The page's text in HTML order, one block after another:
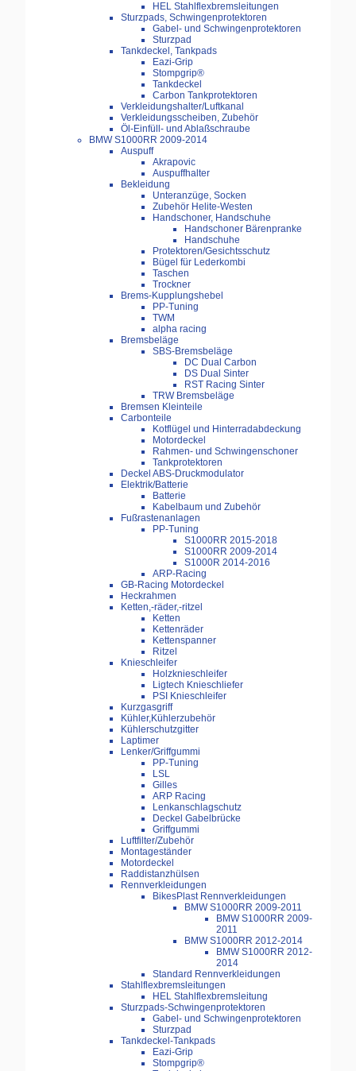
HEL Stahlflexbremsleitungen
Sturzpads, Schwingenprotektoren
Gabel- und Schwingenprotektoren
Sturzpad
Tankdeckel, Tankpads
Eazi-Grip
Stompgrip®
Tankdeckel
Carbon Tankprotektoren
Verkleidungshalter/Luftkanal
Verkleidungsscheiben, Zubehör
Öl-Einfüll- und Ablaßschraube
BMW S1000RR 2009-2014
Auspuff
Akrapovic
Auspuffhalter
Bekleidung
Unteranzüge, Socken
Zubehör Helite-Westen
Handschoner, Handschuhe
Handschoner Bärenpranke
Handschuhe
Protektoren/Gesichtsschutz
Bügel für Lederkombi
Taschen
Trockner
Brems-Kupplungshebel
PP-Tuning
TWM
alpha racing
Bremsbeläge
SBS-Bremsbeläge
DC Dual Carbon
DS Dual Sinter
RST Racing Sinter
TRW Bremsbeläge
Bremsen Kleinteile
Carbonteile
Kotflügel und Hinterradabdeckung
Motordeckel
Rahmen- und Schwingenschoner
Tankprotektoren
Deckel ABS-Druckmodulator
Elektrik/Batterie
Batterie
Kabelbaum und Zubehör
Fußrastenanlagen
PP-Tuning
S1000RR 2015-2018
S1000RR 2009-2014
S1000R 2014-2016
ARP-Racing
GB-Racing Motordeckel
Heckrahmen
Ketten,-räder,-ritzel
Ketten
Kettenräder
Kettenspanner
Ritzel
Knieschleifer
Holzknieschleifer
Ligtech Knieschliefer
PSI Knieschleifer
Kurzgasgriff
Kühler,Kühlerzubehör
Kühlerschutzgitter
Laptimer
Lenker/Griffgummi
PP-Tuning
LSL
Gilles
ARP Racing
Lenkanschlagschutz
Deckel Gabelbrücke
Griffgummi
Luftfilter/Zubehör
Montageständer
Motordeckel
Raddistanzhülsen
Rennverkleidungen
BikesPlast Rennverkleidungen
BMW S1000RR 2009-2011
BMW S1000RR 2009-
2011
BMW S1000RR 2012-2014
BMW S1000RR 2012-
2014
Standard Rennverkleidungen
Stahlflexbremsleitungen
HEL Stahlflexbremsleitung
Sturzpads-Schwingenprotektoren
Gabel- und Schwingenprotektoren
Sturzpad
Tankdeckel-Tankpads
Eazi-Grip
Stompgrip®